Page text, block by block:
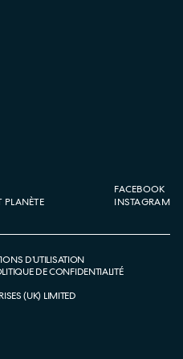
PLANÈTE
FACEBOOK
INSTAGRAM
D’UTILISATION
DE CONFIDENTIALITÉ
(UK) LIMITED